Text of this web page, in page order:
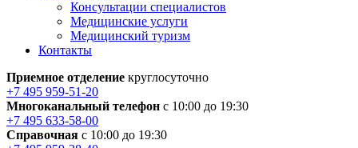
Консультации специалистов
Медицинские услуги
Медицинский туризм
Контакты
Приемное отделение круглосуточно
+7 495 959-51-20
Многоканальный телефон с 10:00 до 19:30
+7 495 633-58-00
Справочная с 10:00 до 19:30